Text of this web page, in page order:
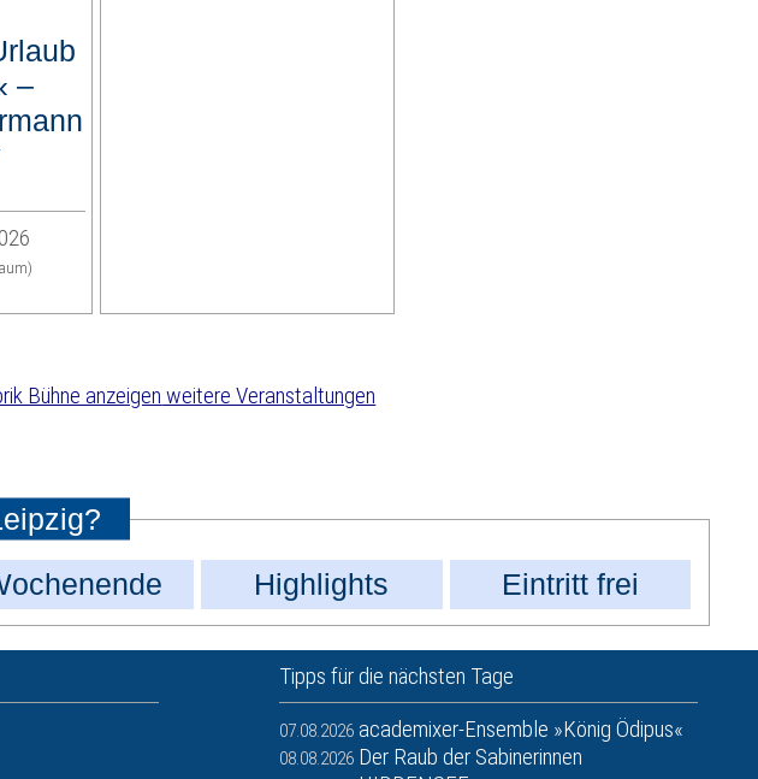
–
weitere Veranstaltungen
Highlights Eintritt frei
Tipps für die nächsten Tage
07.08.2026 academixer-Ensemble »König Ödipus«
08.08.2026 Der Raub der Sabinerinnen